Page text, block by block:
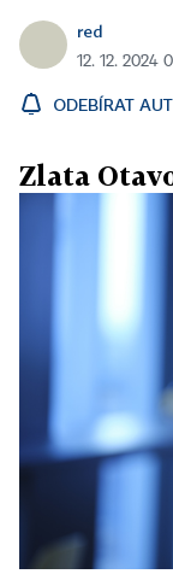
red
12. 12. 2024
ODEBÍRAT
Zlata